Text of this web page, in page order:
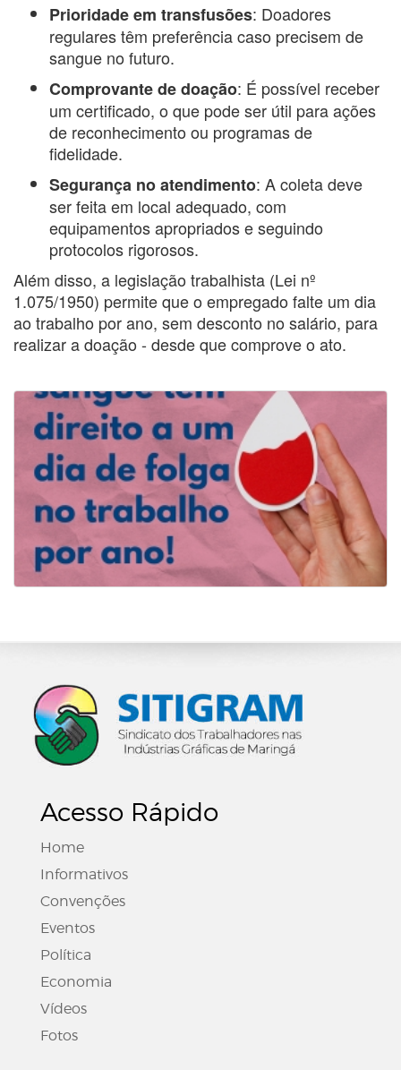
Prioridade em transfusões: Doadores
regulares têm preferência caso precisem de
sangue no futuro.
Comprovante de doação: É possível receber
um certificado, o que pode ser útil para ações
de reconhecimento ou programas de
fidelidade.
Segurança no atendimento: A coleta deve
ser feita em local adequado, com
equipamentos apropriados e seguindo
protocolos rigorosos.
Além disso, a legislação trabalhista (Lei nº
1.075/1950) permite que o empregado falte um dia
ao trabalho por ano, sem desconto no salário, para
realizar a doação - desde que comprove o ato.
Acesso Rápido
Home
Informativos
Convenções
Eventos
Política
Economia
Vídeos
Fotos